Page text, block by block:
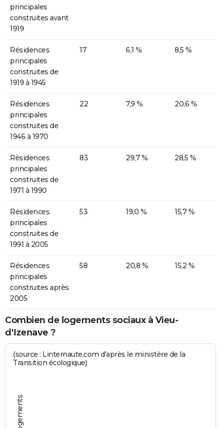
principales
construites avant
1919
Résidences
principales
construites de
1919 à 1945
17 6,1 % 8,5 %
Résidences
principales
construites de
1946 à 1970
22 7,9 % 20,6 %
Résidences
principales
construites de
1971 à 1990
83 29,7 % 28,5 %
Résidences
principales
construites de
1991 à 2005
53 19,0 % 15,7 %
Résidences
principales
construites après
2005
58 20,8 % 15,2 %
Combien de logements sociaux à Vieu-
d'Izenave ?
(source : Linternaute.com d'après le ministère de la
Transition écologique)